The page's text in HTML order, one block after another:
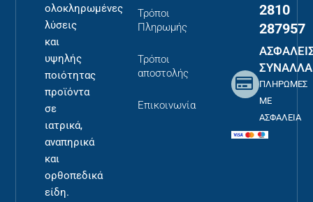
ολοκληρωμένες
λύσεις
και
υψηλής
ποιότητας
προϊόντα
σε
ιατρικά,
αναπηρικά
και
ορθοπεδικά
είδη.
Τρόποι
Πληρωμής
Τρόποι
αποστολής
Επικοινωνία
2810
287957
ΠΛΗΡΩΜΕΣ
ΜΕ
ΑΣΦΑΛΕΙΑ